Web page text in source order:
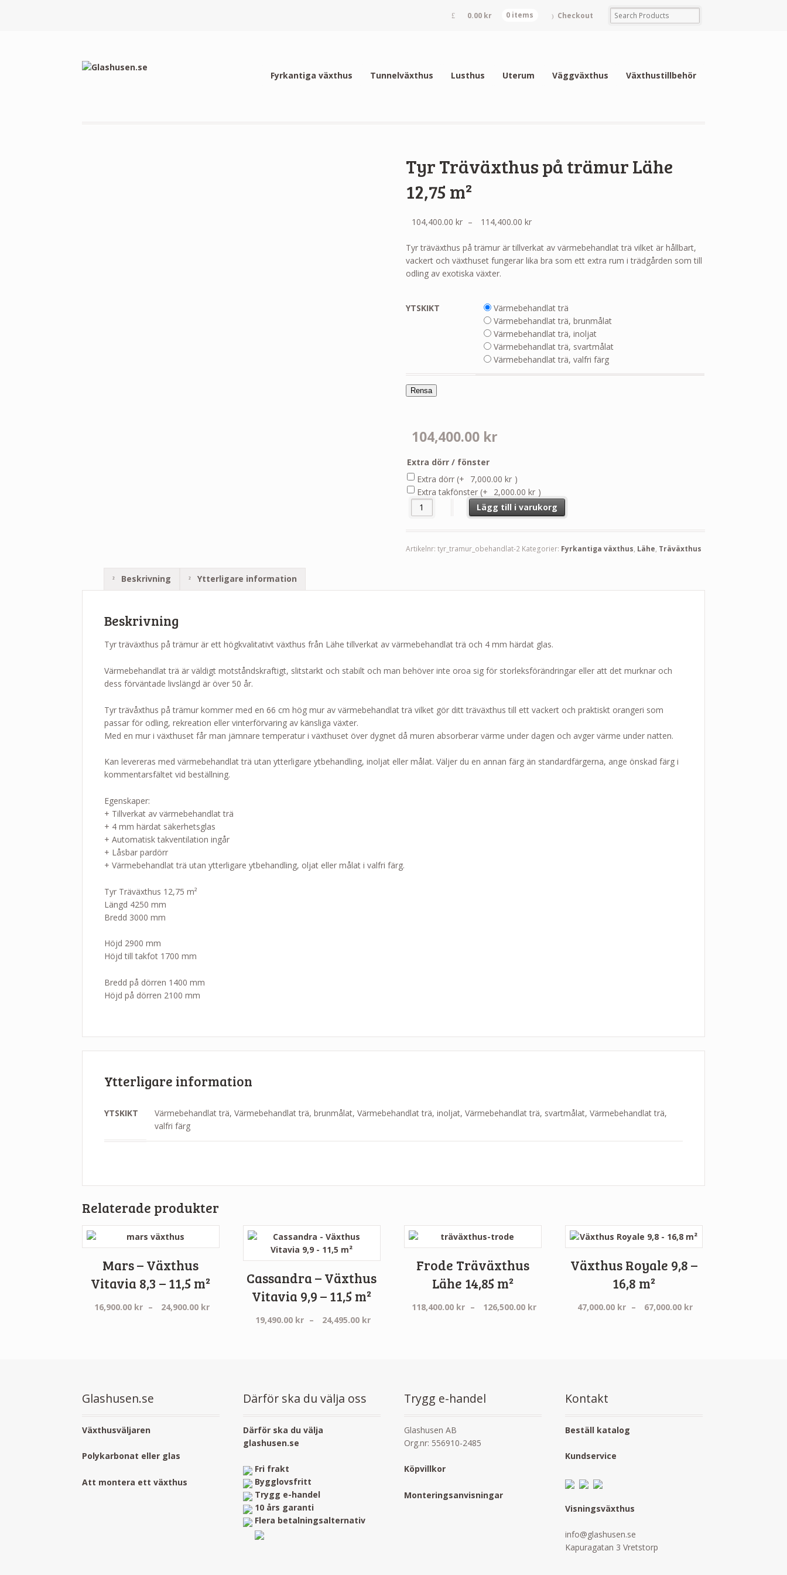
0.00 kr 0 items Checkout
Fyrkantiga växthus Tunnelväxthus Lusthus Uterum Väggväxthus Växthustillbehör
Tyr Träväxthus på trämur Lähe
12,75 m²
104,400.00kr – 114,400.00kr
till
114,400.00 kr
Tyr träväxthus på trämur är tillverkat av värmebehandlat trä vilket är hållbart,
vackert och växthuset fungerar lika bra som ett extra rum i trädgården som till
odling av exotiska växter.
YTSKIKT
Värmebehandlat trä
Värmebehandlat trä, brunmålat
Värmebehandlat trä, inoljat
Värmebehandlat trä, svartmålat
Värmebehandlat trä, valfri färg
Rensa
104,400.00 kr
Extra dörr / fönster
Extra dörr(+ 7,000.00kr )
Extra takfönster(+ 2,000.00kr )
Tyr Träväxthus på trämur Lähe 12,75 m² mängd
Lägg till i varukorg
Artikelnr:tyr_tramur_obehandlat-2 Kategorier: Fyrkantiga växthus, Lähe, Träväxthus
Beskrivning Ytterligare information
Beskrivning
Tyr träväxthus på trämur är ett högkvalitativt växthus från Lähe tillverkat av värmebehandlat trä och 4 mm härdat glas.
Värmebehandlat trä är väldigt motståndskraftigt, slitstarkt och stabilt och man behöver inte oroa sig för storleksförändringar eller att det murknar och
dess förväntade livslängd är över 50 år.
Tyr trävåxthus på trämur kommer med en 66 cm hög mur av värmebehandlat trä vilket gör ditt träväxthus till ett vackert och praktiskt orangeri som
passar för odling, rekreation eller vinterförvaring av känsliga växter.
Med en mur i växthuset får man jämnare temperatur i växthuset över dygnet då muren absorberar värme under dagen och avger värme under natten.
Kan levereras med värmebehandlat trä utan ytterligare ytbehandling, inoljat eller målat. Väljer du en annan färg än standardfärgerna, ange önskad färg i
kommentarsfältet vid beställning.
Egenskaper:
+ Tillverkat av värmebehandlat trä
+ 4 mm härdat säkerhetsglas
+ Automatisk takventilation ingår
+ Låsbar pardörr
+ Värmebehandlat trä utan ytterligare ytbehandling, oljat eller målat i valfri färg.
Tyr Träväxthus 12,75 m²
Längd 4250 mm
Bredd 3000 mm
Höjd 2900 mm
Höjd till takfot 1700 mm
Bredd på dörren 1400 mm
Höjd på dörren 2100 mm
Ytterligare information
YTSKIKT
Värmebehandlat trä, Värmebehandlat trä, brunmålat, Värmebehandlat trä, inoljat, Värmebehandlat trä, svartmålat, Värmebehandlat trä,
valfri färg
Relaterade produkter
Mars – Växthus
Vitavia 8,3 – 11,5 m²
16,900.00 kr – 24,900.00 kr
16,900.00 kr
Cassandra – Växthus
Vitavia 9,9 – 11,5 m²
19,490.00 kr – 24,495.00 kr
Frode Träväxthus
Lähe 14,85 m²
118,400.00 kr – 126,500.00 kr
Prisintervall:
Växthus Royale 9,8 –
16,8 m²
47,000.00 kr – 67,000.00 kr
Glashusen.se
Växthusväljaren
Polykarbonat eller glas
Att montera ett växthus
Därför ska du välja oss
Därför ska du välja
glashusen.se
Fri frakt
Bygglovsfritt
Trygg e-handel
10 års garanti
Flera betalningsalternativ
Trygg e-handel
Glashusen AB
Org.nr: 556910-2485
Köpvillkor
Monteringsanvisningar
Kontakt
Beställ katalog
Kundservice
Visningsväxthus
info@glashusen.se
Kapuragatan 3 Vretstorp